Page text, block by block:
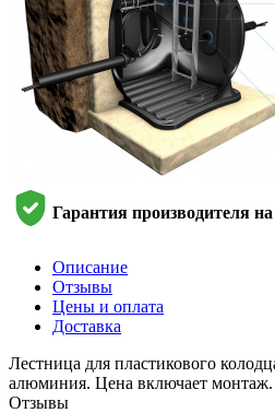
Гарантия производителя
Описание
Отзывы
Цены и оплата
Доставка
Лестница для пластикового
алюминия. Цена включает монтаж.
Отзывы